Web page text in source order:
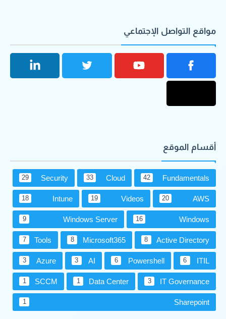
مواقع التواصل الإجتماعي
أقسام الموقع
Fundamentals
42
Cloud
33
Security
29
AWS
20
Videos
19
Intune
18
Windows
16
Windows Server
9
Active Directory
8
Microsoft365
8
Tools
7
ITIL
6
Powershell
6
AI
3
Azure
3
IT Governance
3
Data Center
1
SCCM
1
Sharepoint
1